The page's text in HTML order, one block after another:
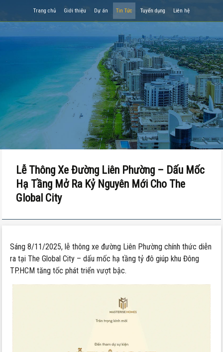
Trang chủ Giới thiệu Dự án Tin Tức Tuyển dụng Liên hệ
Lễ Thông Xe Đường Liên Phường – Dấu Mốc
Hạ Tầng Mở Ra Kỷ Nguyên Mới Cho The
Global City
Sáng 8/11/2025, lễ thông xe đường Liên Phường chính thức diễn
ra tại The Global City – dấu mốc hạ tầng tỷ đô giúp khu Đông
TP.HCM tăng tốc phát triển vượt bậc.